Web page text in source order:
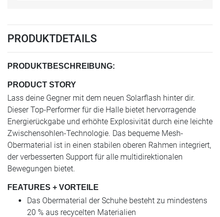
PRODUKTDETAILS
PRODUKTBESCHREIBUNG:
PRODUCT STORY
Lass deine Gegner mit dem neuen Solarflash hinter dir.
Dieser Top-Performer für die Halle bietet hervorragende
Energierückgabe und erhöhte Explosivität durch eine leichte
Zwischensohlen-Technologie. Das bequeme Mesh-
Obermaterial ist in einen stabilen oberen Rahmen integriert,
der verbesserten Support für alle multidirektionalen
Bewegungen bietet.
FEATURES + VORTEILE
Das Obermaterial der Schuhe besteht zu mindestens
20 % aus recycelten Materialien